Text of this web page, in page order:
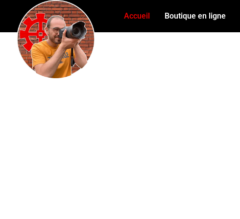
Accueil Boutique en ligne